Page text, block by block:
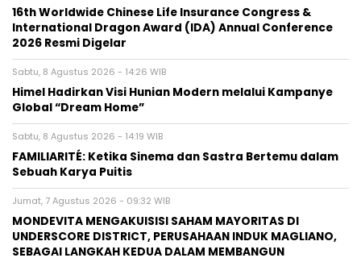
16th Worldwide Chinese Life Insurance Congress &
International Dragon Award (IDA) Annual Conference
2026 Resmi Digelar
Sabtu, 8 Agustus 2026 - 14:26 WIB
Himel Hadirkan Visi Hunian Modern melalui Kampanye
Global “Dream Home”
Sabtu, 8 Agustus 2026 - 14:19 WIB
FAMILIARITÉ: Ketika Sinema dan Sastra Bertemu dalam
Sebuah Karya Puitis
Jumat, 7 Agustus 2026 - 09:32 WIB
MONDEVITA MENGAKUISISI SAHAM MAYORITAS DI
UNDERSCORE DISTRICT, PERUSAHAAN INDUK MAGLIANO,
SEBAGAI LANGKAH KEDUA DALAM MEMBANGUN